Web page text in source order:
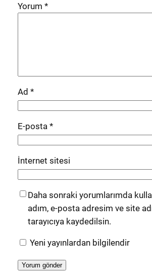
Yorum *
Ad *
E-posta *
İnternet sitesi
Daha sonraki yorumlarımda
adım, e-posta adresim ve site
tarayıcıya kaydedilsin.
Yeni yayınlardan bilgilendir